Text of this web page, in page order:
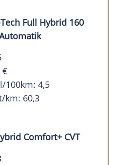
Full Hybrid 160
€
100km: 4,5
km: 60,3
Comfort+ CVT